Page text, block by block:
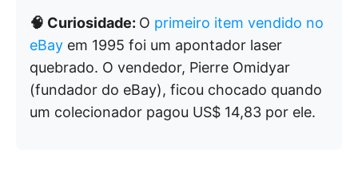
🧠 Curiosidade: O primeiro item vendido no
eBay em 1995 foi um apontador laser
quebrado. O vendedor, Pierre Omidyar
(fundador do eBay), ficou chocado quando
um colecionador pagou US$ 14,83 por ele.